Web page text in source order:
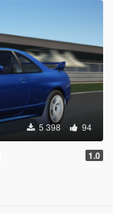
5 398 94
1.0